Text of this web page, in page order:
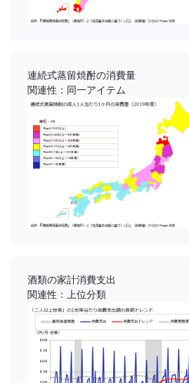
連続式蒸留焼酎の消費量
関連性：同一アイテム
酒類の家計消費支出
関連性：上位分類